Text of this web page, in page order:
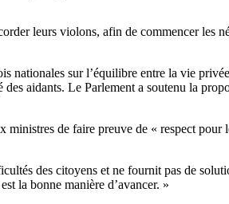
leurs violons, afin de commencer les
nationales sur l’équilibre entre la vie
aidants. Le Parlement a soutenu la
de faire preuve de « respect pour
des citoyens et ne fournit pas de
la bonne manière d’avancer. »